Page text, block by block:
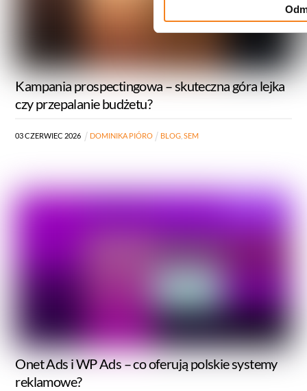
Kampania prospectingowa – skuteczna góra lejka
czy przepalanie budżetu?
03CZERWIEC 2026 DOMINIKA PIÓRO BLOG, SEM
Onet Ads i WP Ads – co oferują polskie systemy
reklamowe?